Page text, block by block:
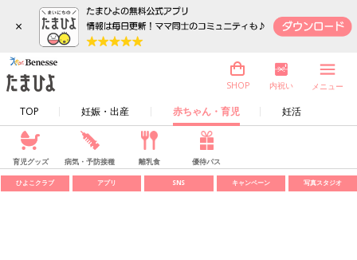
×
TOP 妊娠・出産 赤ちゃん・育児 妊活
SHOP 内祝い メニュー
育児グッズ 病気・予防接種 離乳食 優待パス
ひよこクラブ アプリ SNS キャンペーン 写真スタジオ